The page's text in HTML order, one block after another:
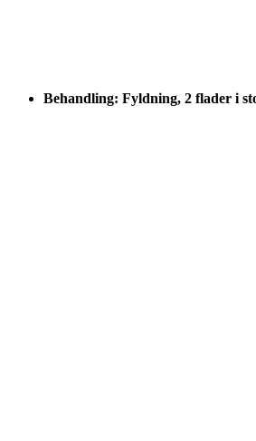
Behandling: Fyldning, 2 flader i